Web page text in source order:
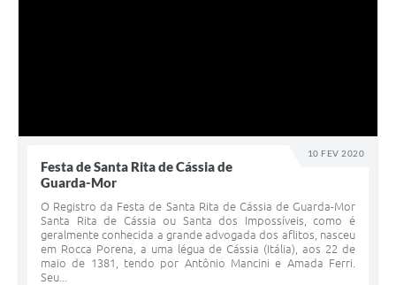
10 FEV 2020
Festa de Santa Rita de Cássia de
Guarda-Mor
O Registro da Festa de Santa Rita de Cássia de Guarda-Mor
Santa Rita de Cássia ou Santa dos Impossíveis, como é
geralmente conhecida a grande advogada dos aflitos, nasceu
em Rocca Porena, a uma légua de Cássia (Itália), aos 22 de
maio de 1381, tendo por Antônio Mancini e Amada Ferri.
Seu...